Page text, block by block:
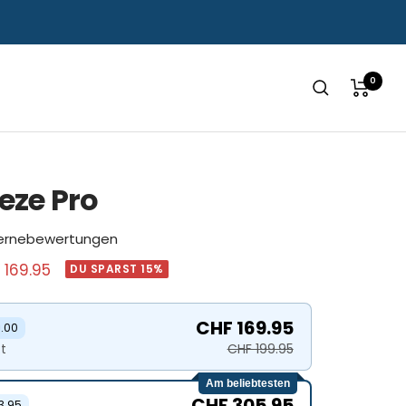
0
Pro
169.95 DU SPARST 15%
CHF 169.95
CHF 199.95
Am beliebtesten